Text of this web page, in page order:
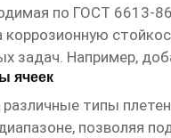
по ГОСТ 6613-
задач. Например,
ячеек
типы
позволяя